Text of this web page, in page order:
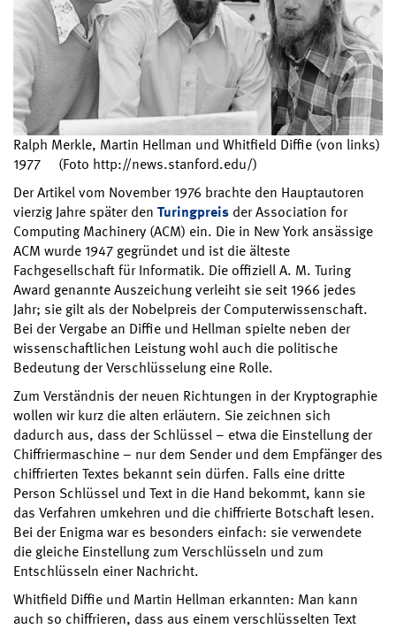
Ralph Merkle, Martin Hellman und Whitfield Diffie (von links)
1977 (Foto http://news.stanford.edu/)
Der Artikel vom November 1976 brachte den Hauptautoren
vierzig Jahre später den Turingpreis der Association for
Computing Machinery (ACM) ein. Die in New York ansässige
ACM wurde 1947 gegründet und ist die älteste
Fachgesellschaft für Informatik. Die offiziell A. M. Turing
Award genannte Auszeichung verleiht sie seit 1966 jedes
Jahr; sie gilt als der Nobelpreis der Computerwissenschaft.
Bei der Vergabe an Diffie und Hellman spielte neben der
wissenschaftlichen Leistung wohl auch die politische
Bedeutung der Verschlüsselung eine Rolle.
Zum Verständnis der neuen Richtungen in der Kryptographie
wollen wir kurz die alten erläutern. Sie zeichnen sich
dadurch aus, dass der Schlüssel – etwa die Einstellung der
Chiffriermaschine – nur dem Sender und dem Empfänger des
chiffrierten Textes bekannt sein dürfen. Falls eine dritte
Person Schlüssel und Text in die Hand bekommt, kann sie
das Verfahren umkehren und die chiffrierte Botschaft lesen.
Bei der Enigma war es besonders einfach: sie verwendete
die gleiche Einstellung zum Verschlüsseln und zum
Entschlüsseln einer Nachricht.
Whitfield Diffie und Martin Hellman erkannten: Man kann
auch so chiffrieren, dass aus einem verschlüsselten Text